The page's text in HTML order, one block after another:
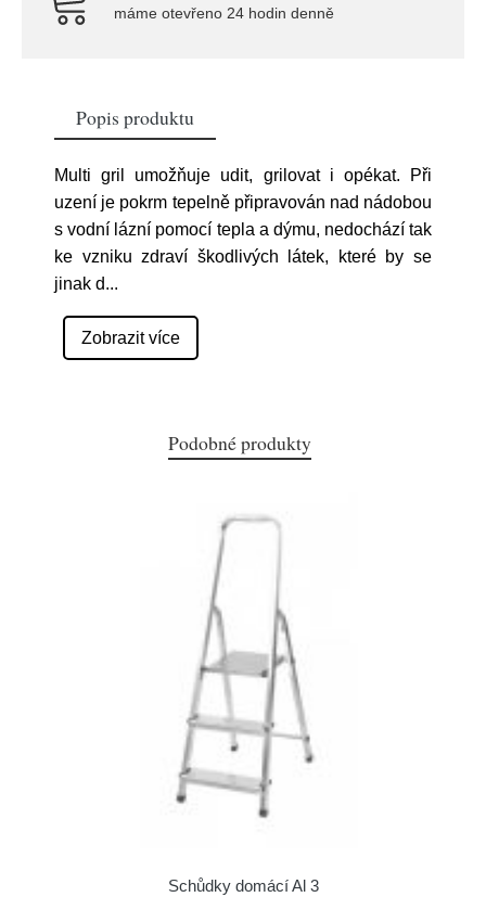
máme otevřeno 24 hodin denně
Popis produktu
Multi gril umožňuje udit, grilovat i opékat. Při
uzení je pokrm tepelně připravován nad nádobou
s vodní lázní pomocí tepla a dýmu, nedochází tak
ke vzniku zdraví škodlivých látek, které by se
jinak d...
Zobrazit více
Podobné produkty
Schůdky domácí Al 3